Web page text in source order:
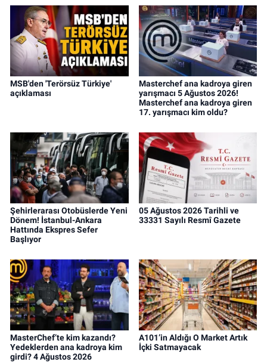
MSB'den 'Terörsüz Türkiye'
açıklaması
Masterchef ana kadroya giren
yarışmacı 5 Ağustos 2026!
Masterchef ana kadroya giren
17. yarışmacı kim oldu?
Şehirlerarası Otobüslerde Yeni
Dönem! İstanbul-Ankara
Hattında Ekspres Sefer
Başlıyor
05 Ağustos 2026 Tarihli ve
33331 Sayılı Resmî Gazete
MasterChef’te kim kazandı?
Yedeklerden ana kadroya kim
girdi? 4 Ağustos 2026
A101’in Aldığı O Market Artık
İçki Satmayacak